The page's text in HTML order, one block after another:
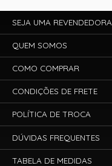
SEJA UMA REVENDEDORA
QUEM SOMOS
COMO COMPRAR
CONDIÇÕES DE FRETE
POLÍTICA DE TROCA
DÚVIDAS FREQUENTES
TABELA DE MEDIDAS